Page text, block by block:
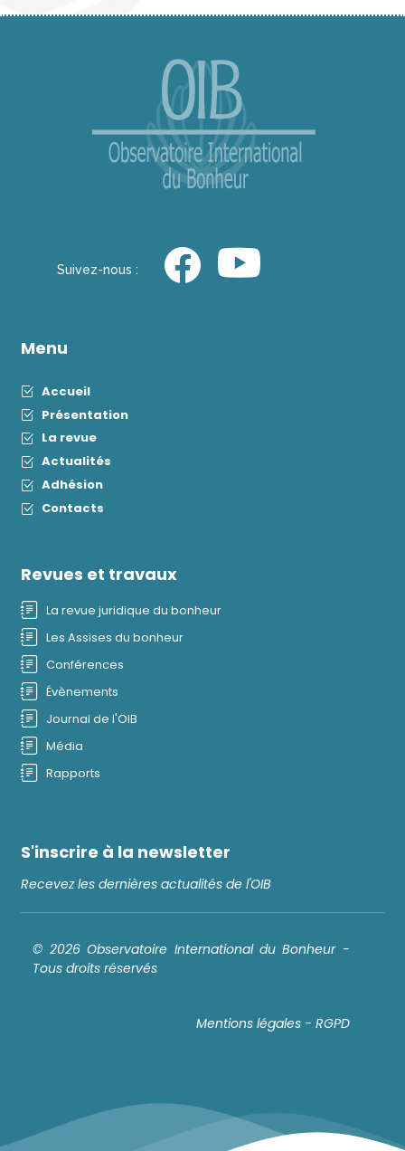
Suivez-nous :
Menu
Accueil
Présentation
La revue
Actualités
Adhésion
Contacts
Revues et travaux
La revue juridique du bonheur
Les Assises du bonheur
Conférences
Évènements
Journal de l'OIB
Média
Rapports
S'inscrire à la newsletter
Recevez les dernières actualités de l'OIB
© 2026 Observatoire International du Bonheur -
Tous droits réservés
Mentions légales - RGPD